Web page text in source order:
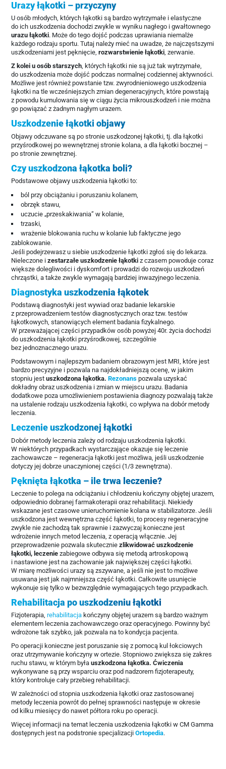
Urazy łąkotki – przyczyny
U osób młodych, których łąkotki są bardzo wytrzymałe i elastyczne
do ich uszkodzenia dochodzi zwykle w wyniku nagłego i gwałtownego
urazu łąkotki. Może do tego dojść podczas uprawiania niemalże
każdego rodzaju sportu. Tutaj należy mieć na uwadze, że najczęstszymi
uszkodzeniami jest pęknięcie,rozwarstwienie łąkotki, zerwanie.
Z kolei u osób starszych, których łąkotki nie są już tak wytrzymałe,
do uszkodzenia może dojść podczas normalnej codziennej aktywności.
Możliwe jest również powstanie tzw. zwyrodnieniowego uszkodzenia
łąkotki na tle wcześniejszych zmian degeneracyjnych, które powstają
z powodu kumulowania się w ciągu życia mikrouszkodzeń i nie można
go powiązać z żadnym nagłym urazem.
Uszkodzenie łąkotki objawy
Objawy odczuwane są po stronie uszkodzonej łąkotki, tj. dla łąkotki
przyśrodkowej po wewnętrznej stronie kolana, a dla łąkotki bocznej –
po stronie zewnętrznej.
Czy uszkodzona łąkotka boli?
Podstawowe objawy uszkodzenia łąkotki to:
ból przy obciążaniu i poruszaniu kolanem,
obrzęk stawu,
uczucie „przeskakiwania” w kolanie,
trzaski,
wrażenie blokowania ruchu w kolanie lub faktyczne jego
zablokowanie.
Jeśli podejrzewasz u siebie uszkodzenie łąkotki zgłoś się do lekarza.
Nieleczone izestarzałe uszkodzenie łąkotkiz czasem powoduje coraz
większe dolegliwości i dyskomfort i prowadzi do rozwoju uszkodzeń
chrząstki, a także zwykle wymagają bardziej inwazyjnego leczenia.
Diagnostyka uszkodzenia łąkotek
Podstawą diagnostyki jest wywiad oraz badanie lekarskie
z przeprowadzeniem testów diagnostycznych oraz tzw. testów
łąkotkowych, stanowiących element badania fizykalnego.
W przeważającej części przypadków osób powyżej 40r. życia dochodzi
do uszkodzenia łąkotki przyśrodkowej, szczególnie
bez jednoznacznego urazu.
Podstawowym i najlepszym badaniem obrazowym jest MRI, które jest
bardzo precyzyjne i pozwala na najdokładniejszą ocenę, w jakim
stopniu jestuszkodzona łąkotka.Rezonans pozwala uzyskać
dokładny obraz uszkodzenia i zmian w miejscu urazu. Badania
dodatkowe poza umożliwieniem postawienia diagnozy pozwalają także
na ustalenie rodzaju uszkodzenia łąkotki, co wpływa na dobór metody
leczenia.
Leczenie uszkodzonej łąkotki
Dobór metody leczenia zależy od rodzaju uszkodzenia łąkotki.
W niektórych przypadkach wystarczające okazuje się leczenie
zachowawcze – regeneracja łąkotki jest możliwa, jeśli uszkodzenie
dotyczy jej dobrze unaczynionej części (1/3 zewnętrzna).
Pęknięta łąkotka – ile trwa leczenie?
Leczenie to polega na odciążaniu i chłodzeniu kończyny objętej urazem,
odpowiednio dobranej farmakoterapii oraz rehabilitacji. Niekiedy
wskazane jest czasowe unieruchomienie kolana w stabilizatorze. Jeśli
uszkodzona jest wewnętrzna część łąkotki, to procesy regeneracyjne
zwykle nie zachodzą tak sprawnie i zazwyczaj konieczne jest
wdrożenie innych metod leczenia, z operacją włącznie. Jej
przeprowadzenie pozwala skuteczniezlikwidować uszkodzenie
łąkotki, leczenie zabiegowe odbywa się metodą artroskopową
i nastawione jest na zachowanie jak największej części łąkotki.
W miarę możliwości urazy są zszywane, a jeśli nie jest to możliwe
usuwana jest jak najmniejsza część łąkotki. Całkowite usunięcie
wykonuje się tylko w bezwzględnie wymagających tego przypadkach.
Rehabilitacja po uszkodzeniu łąkotki
Fizjoterapia,rehabilitacja kończyny objętej urazem są bardzo ważnym
elementem leczenia zachowawczego oraz operacyjnego. Powinny być
wdrożone tak szybko, jak pozwala na to kondycja pacjenta.
Po operacji konieczne jest poruszanie się z pomocą kul łokciowych
oraz utrzymywanie kończyny w ortezie. Stopniowo zwiększa się zakres
ruchu stawu, w którym byłauszkodzona łąkotka. Ćwiczenia
wykonywane są przy wsparciu oraz pod nadzorem fizjoterapeuty,
który kontroluje cały przebieg rehabilitacji.
W zależności od stopnia uszkodzenia łąkotki oraz zastosowanej
metody leczenia powrót do pełnej sprawności następuje w okresie
od kilku miesięcy do nawet półtora roku po operacji.
Więcej informacji na temat leczenia uszkodzenia łąkotki w CM Gamma
dostępnych jest na podstronie specjalizacjiOrtopedia.